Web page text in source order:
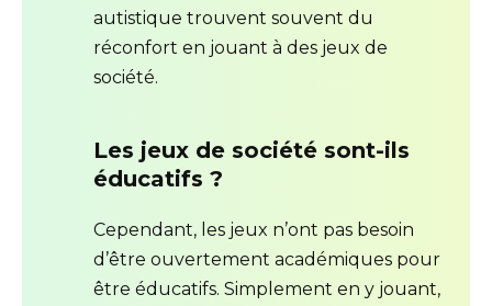
autistique trouvent souvent du
réconfort en jouant à des jeux de
société.
Les jeux de société sont-ils
éducatifs ?
Cependant, les jeux n’ont pas besoin
d’être ouvertement académiques pour
être éducatifs. Simplement en y jouant,